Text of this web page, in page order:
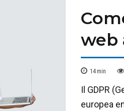
web
14 min
Il GDPR
europea